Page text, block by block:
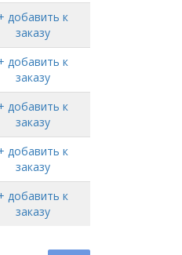
добавить к
заказу
добавить к
заказу
добавить к
заказу
добавить к
заказу
добавить к
заказу